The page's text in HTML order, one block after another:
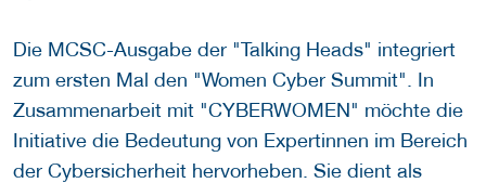
Die MCSC-Ausgabe der "Talking Heads" integriert
zum ersten Mal den "Women Cyber Summit". In
Zusammenarbeit mit "CYBERWOMEN" möchte die
Initiative die Bedeutung von Expertinnen im Bereich
der Cybersicherheit hervorheben. Sie dient als